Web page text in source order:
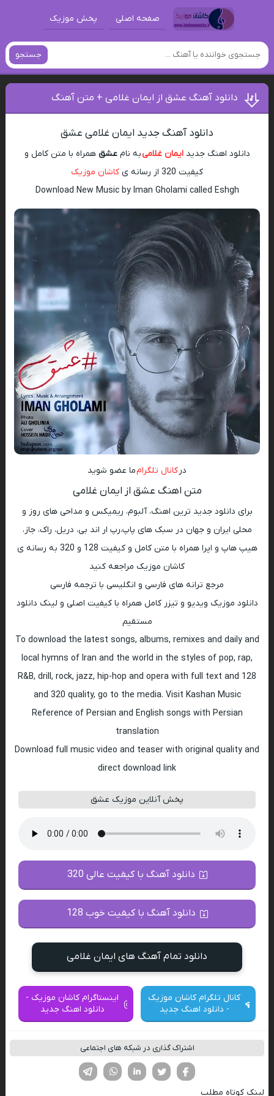
صفحه اصلی پخش موزیک
جستجو
دانلود آهنگ عشق از ایمان غلامی + متن آهنگ
دانلود آهنگ جدید ایمان غلامی عشق
دانلود اهنگ جدیدایمان غلامیبه نامعشق همراه با متن کامل و
کیفیت 320 از رسانه ی
کاشان موزیک
Download New Music by Iman Gholami called Eshgh
در کانال تلگرامما عضو شوید
متن اهنگ عشق از ایمان غلامی
برای دانلود جدید ترین اهنگ، آلبوم، ریمیکس و مداحی های روز و
محلی ایران و جهان در سبک های پاپ،رپ ار اند بی، دریل، راک، جاز،
هیپ هاپ و اپرا همراه با متن کامل و کیفیت 128 و 320 به رسانه ی
کاشان موزیک مراجعه کنید
مرجع ترانه های فارسی و انگلیسی با ترجمه فارسی
دانلود موزیک ویدیو و تیزر کامل همراه با کیفیت اصلی و لینک دانلود
مستقیم
To download the latest songs, albums, remixes and daily and
local hymns of Iran and the world in the styles of pop, rap,
R&B, drill, rock, jazz, hip-hop and opera with full text and 128
and 320 quality, go to the media. Visit Kashan Music
Reference of Persian and English songs with Persian
translation
Download full music video and teaser with original quality and
direct download link
پخش آنلاین موزیک عشق
دانلود آهنگ با کیفیت عالی 320
دانلود آهنگ با کیفیت خوب 128
دانلود تمام آهنگ های ایمان غلامی
کانال تلگرام کاشان موزیک
- دانلود اهنگ جدید
اینستاگرام کاشان موزیک -
دانلود اهنگ جدید
اشتراک گذاری در شبکه های اجتماعی
لینکدین تویتر
فیسوک
لینک کوتاه مطلب